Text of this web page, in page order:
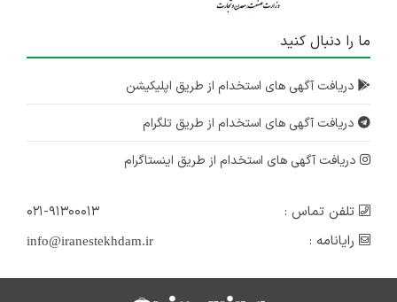
ما را دنبال کنید
دریافت آگهی های استخدام از طریق اپلیکیشن
دریافت آگهی های استخدام از طریق تلگرام
دریافت آگهی های استخدام از طریق اینستاگرام
تلفن تماس :
۰۲۱-۹۱۳۰۰۰۱۳
رایانامه :
info@iranestekhdam.ir